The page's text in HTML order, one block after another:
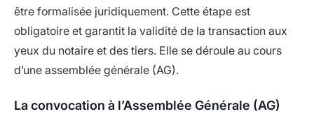
être formalisée juridiquement. Cette étape est
obligatoire et garantit la validité de la transaction aux
yeux du notaire et des tiers. Elle se déroule au cours
d’une assemblée générale (AG).
La convocation à l’Assemblée Générale (AG)